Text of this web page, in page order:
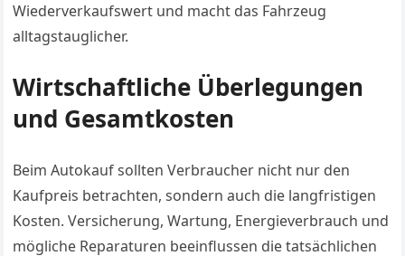
Wiederverkaufswert und macht das Fahrzeug
alltagstauglicher.
Wirtschaftliche Überlegungen
und Gesamtkosten
Beim Autokauf sollten Verbraucher nicht nur den
Kaufpreis betrachten, sondern auch die langfristigen
Kosten. Versicherung, Wartung, Energieverbrauch und
mögliche Reparaturen beeinflussen die tatsächlichen